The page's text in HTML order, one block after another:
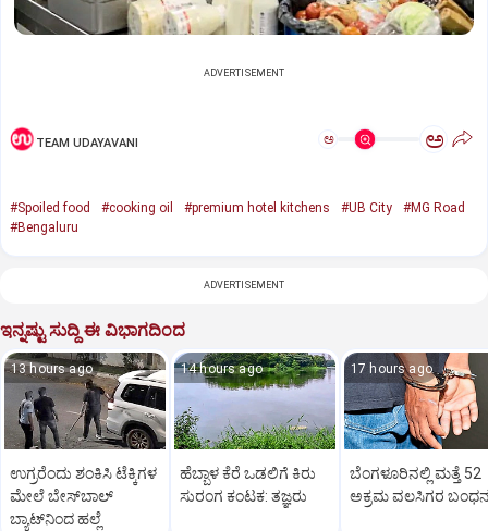
ADVERTISEMENT
TEAM UDAYAVANI ಅ ಅ
#Spoiled food #cooking oil #premium hotel kitchens #UB City
#MG Road
#Bengaluru
ADVERTISEMENT
ಇನ್ನಷ್ಟು ಸುದ್ದಿ ಈ ವಿಭಾಗದಿಂದ
13 hours ago
ಉಗ್ರರೆಂದು ಶಂಕಿಸಿ ಟೆಕ್ಕಿಗಳ
ಮೇಲೆ ಬೇಸ್‌ಬಾಲ್‌
ಬ್ಯಾಟ್‌ನಿಂದ ಹಲ್ಲೆ
14 hours ago
ಹೆಬ್ಬಾಳ ಕೆರೆ ಒಡಲಿಗೆ ಕಿರು
ಸುರಂಗ ಕಂಟಕ: ತಜ್ಞರು
17 hours ago
ಬೆಂಗಳೂರಿನಲ್ಲಿ ಮತ್ತೆ 52
ಅಕ್ರಮ ವಲಸಿಗರ